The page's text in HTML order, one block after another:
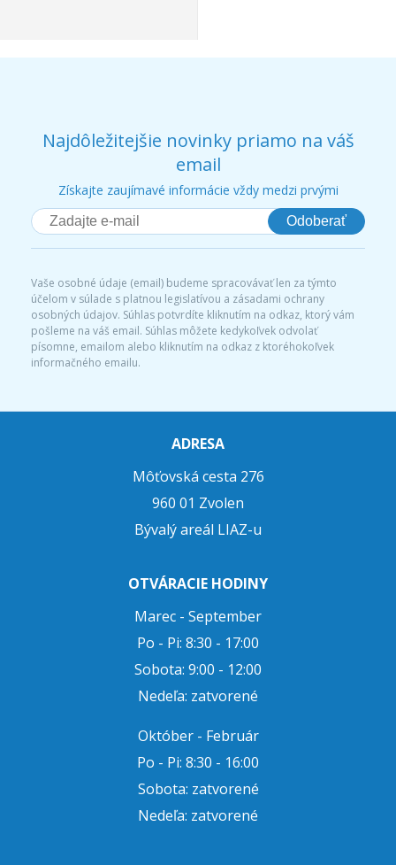
Najdôležitejšie novinky priamo na váš
email
Získajte zaujímavé informácie vždy medzi prvými
Odoberať
Vaše osobné údaje (email) budeme spracovávať len za týmto
účelom v súlade s platnou legislatívou a zásadami ochrany
osobných údajov. Súhlas potvrdíte kliknutím na odkaz, ktorý vám
pošleme na váš email. Súhlas môžete kedykoľvek odvolať
písomne, emailom alebo kliknutím na odkaz z ktoréhokoľvek
informačného emailu.
ADRESA
Môťovská cesta 276
960 01 Zvolen
Bývalý areál LIAZ-u
OTVÁRACIE HODINY
Marec - September
Po - Pi: 8:30 - 17:00
Sobota: 9:00 - 12:00
Nedeľa: zatvorené
Október - Február
Po - Pi: 8:30 - 16:00
Sobota: zatvorené
Nedeľa: zatvorené